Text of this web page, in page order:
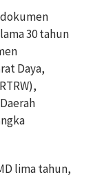
30 tahun
Daya,
lima tahun,